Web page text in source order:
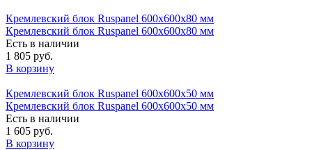
Кремлевский блок Ruspanel 600х600х80 мм
Кремлевский блок Ruspanel 600х600х80 мм
Есть в наличии
1 805 руб.
В корзину
Кремлевский блок Ruspanel 600х600х50 мм
Кремлевский блок Ruspanel 600х600х50 мм
Есть в наличии
1 605 руб.
В корзину